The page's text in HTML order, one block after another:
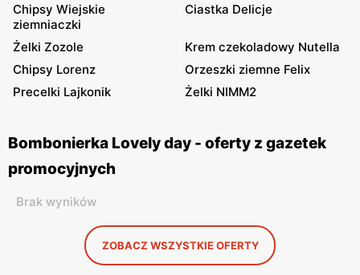
Chipsy Wiejskie
ziemniaczki
Ciastka Delicje
Żelki Zozole
Krem czekoladowy Nutella
Chipsy Lorenz
Orzeszki ziemne Felix
Precelki Lajkonik
Żelki NIMM2
Bombonierka Lovely day - oferty z gazetek
promocyjnych
Brak wyników
ZOBACZ WSZYSTKIE OFERTY